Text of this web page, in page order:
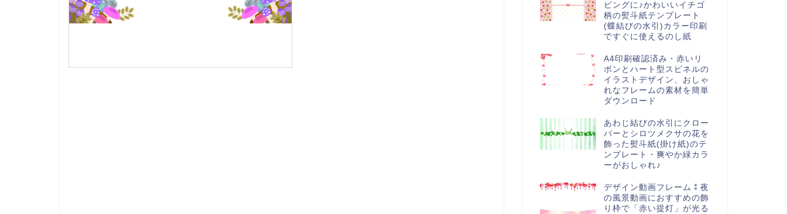
ピングに♪かわいいイチゴ
柄の熨斗紙テンプレート
(蝶結びの水引)カラー印刷
ですぐに使えるのし紙
A4印刷確認済み・赤いリ
ボンとハート型スピネルの
イラストデザイン、おしゃ
れなフレームの素材を簡単
ダウンロード
あわじ結びの水引にクロー
バーとシロツメクサの花を
飾った熨斗紙(掛け紙)のテ
ンプレート・爽やか緑カラ
ーがおしゃれ♪
デザイン動画フレーム⁑夜
の風景動画におすすめの飾
り枠で「赤い提灯」が光る